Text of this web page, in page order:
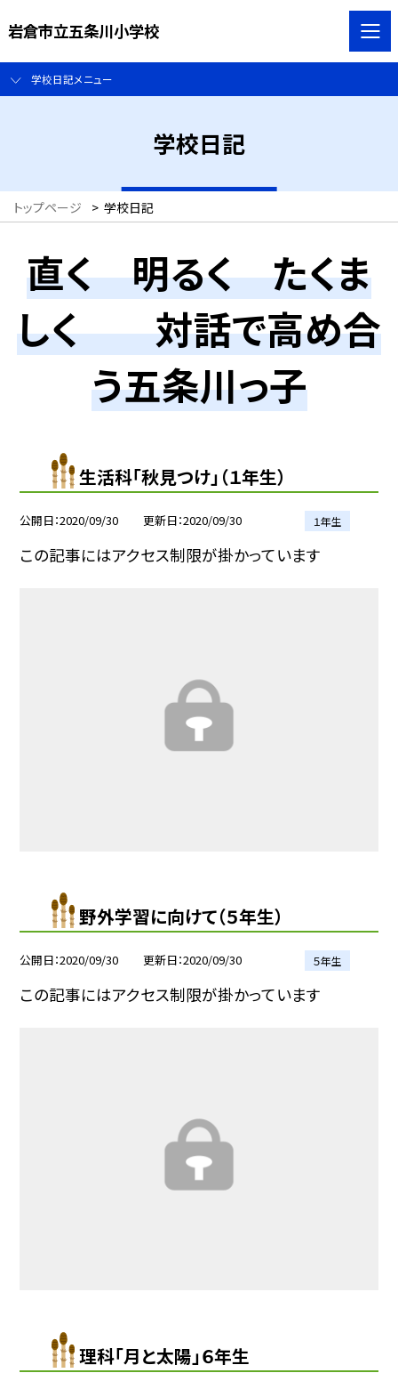
岩倉市立五条川小学校
学校日記メニュー
学校日記
トップページ > 学校日記
直く 明るく たくま
しく 対話で高め合
う五条川っ子
生活科「秋見つけ」（１年生）
公開日 2020/09/30 更新日 2020/09/30 １年生
この記事にはアクセス制限が掛かっています
野外学習に向けて（５年生）
公開日 2020/09/30 更新日 2020/09/30 ５年生
この記事にはアクセス制限が掛かっています
理科「月と太陽」６年生